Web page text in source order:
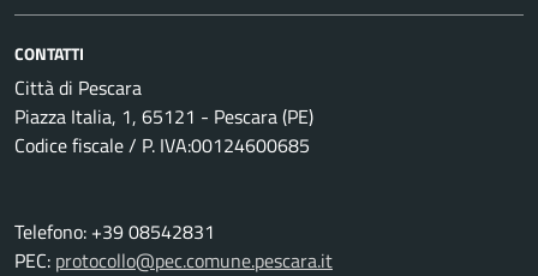
CONTATTI
Città di Pescara
Piazza Italia, 1, 65121 - Pescara (PE)
Codice fiscale / P. IVA:00124600685
Telefono: +39 08542831
PEC: protocollo@pec.comune.pescara.it